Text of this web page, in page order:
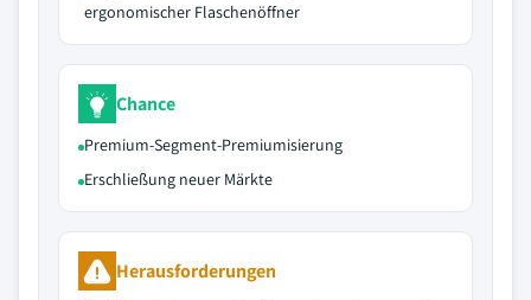
ergonomischer Flaschenöffner
Chance
Premium-Segment-Premiumisierung
Erschließung neuer Märkte
Herausforderungen